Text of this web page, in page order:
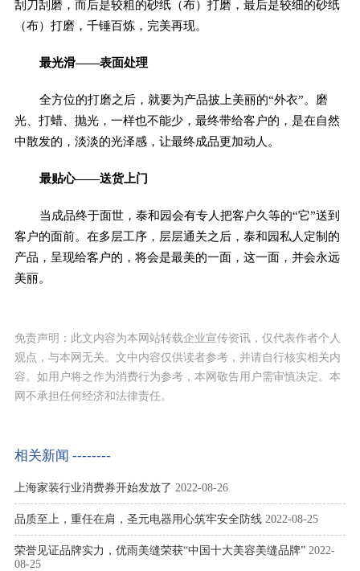
刮刀刮磨，而后是较粗的砂纸（布）打磨，最后是较细的砂纸
（布）打磨，千锤百炼，完美再现。
最光滑——表面处理
全方位的打磨之后，就要为产品披上美丽的“外衣”。磨
光、打蜡、抛光，一样也不能少，最终带给客户的，是在自然
中散发的，淡淡的光泽感，让最终成品更加动人。
最贴心——送货上门
当成品终于面世，泰和园会有专人把客户久等的“它”送到
客户的面前。在多层工序，层层通关之后，泰和园私人定制的
产品，呈现给客户的，将会是最美的一面，这一面，并会永远
美丽。
免责声明：此文内容为本网站转载企业宣传资讯，仅代表作者个人
观点，与本网无关。文中内容仅供读者参考，并请自行核实相关内
容。如用户将之作为消费行为参考，本网敬告用户需审慎决定。本
网不承担任何经济和法律责任。
相关新闻 --------
上海家装行业消费券开始发放了 2022-08-26
品质至上，重任在肩，圣元电器用心筑牢安全防线 2022-08-25
荣誉见证品牌实力，优雨美缝荣获“中国十大美容美缝品牌” 2022-
08-25